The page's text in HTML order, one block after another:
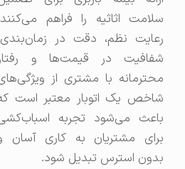
سلامت اثاثیه را فراهم می‌کنند.
رعایت نظم، دقت در زمان‌بندی،
شفافیت در قیمت‌ها و رفتار
محترمانه با مشتری از ویژگی‌های
شاخص یک اتوبار معتبر است که
باعث می‌شود تجربه اسباب‌کشی
برای مشتریان به کاری آسان و
بدون استرس تبدیل شود.